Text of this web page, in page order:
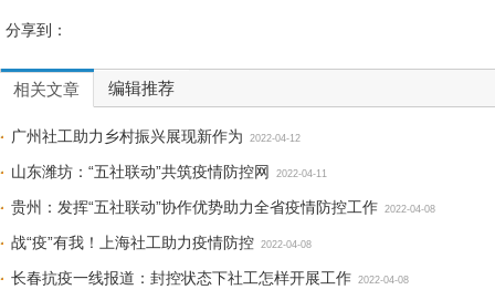
分享到：
相关文章 编辑推荐
广州社工助力乡村振兴展现新作为 2022-04-12
山东潍坊：“五社联动”共筑疫情防控网 2022-04-11
贵州：发挥“五社联动”协作优势助力全省疫情防控工作 2022-04-08
战“疫”有我！上海社工助力疫情防控 2022-04-08
长春抗疫一线报道：封控状态下社工怎样开展工作 2022-04-08